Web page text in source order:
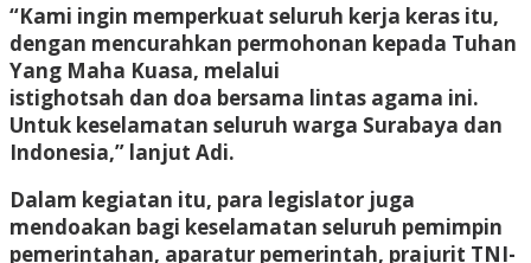
“Kami ingin memperkuat seluruh kerja keras itu,
dengan mencurahkan permohonan kepada Tuhan
Yang Maha Kuasa, melalui
istighotsah dan doa bersama lintas agama ini.
Untuk keselamatan seluruh warga Surabaya dan
Indonesia,” lanjut Adi.
Dalam kegiatan itu, para legislator juga
mendoakan bagi keselamatan seluruh pemimpin
pemerintahan, aparatur pemerintah, prajurit TNI-